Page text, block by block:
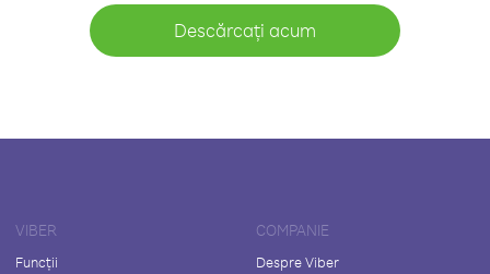
Descărcați acum
VIBER
Funcții
COMPANIE
Despre Viber